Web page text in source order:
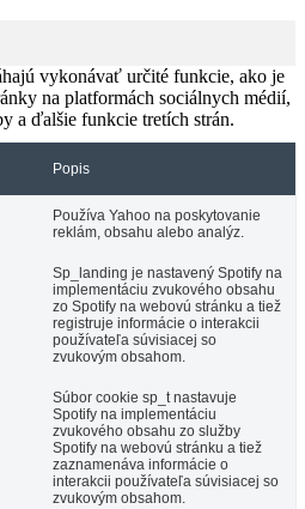
vykonávať určité funkcie, ako je
na platformách sociálnych médií,
a ďalšie funkcie tretích strán.
Popis
Používa Yahoo na poskytovanie
reklám, obsahu alebo analýz.
Sp_landing je nastavený Spotify na
implementáciu zvukového obsahu
zo Spotify na webovú stránku a tiež
registruje informácie o interakcii
používateľa súvisiacej so
zvukovým obsahom.
Súbor cookie sp_t nastavuje
Spotify na implementáciu
zvukového obsahu zo služby
Spotify na webovú stránku a tiež
zaznamenáva informácie o
interakcii používateľa súvisiacej so
zvukovým obsahom.